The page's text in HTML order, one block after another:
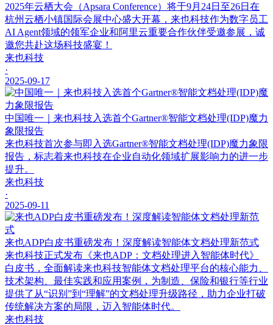
2025年云栖大会（Apsara Conference）将于9月24日至26日在
杭州云栖小镇国际会展中心盛大开幕，来也科技作为数字员工
AI Agent领域的领军企业和阿里云重要合作伙伴受邀参展，诚
邀您共赴这场科技盛宴！
来也科技
·
2025-09-17
中国唯一｜来也科技入选首个Gartner®智能文档处理(IDP)魔力
象限报告
来也科技首次参与即入选Gartner®智能文档处理(IDP)魔力象限
报告，标志着来也科技在企业自动化领域扩展影响力的进一步
提升。
来也科技
·
2025-09-11
来也ADP白皮书重磅发布！深度解读智能体文档处理新范式
来也科技正式发布《来也ADP：文档处理进入智能体时代》
白皮书，全面解读来也科技智能体文档处理平台的核心能力、
技术架构、最佳实践和应用案例，为制造、保险和银行等行业
提供了从“识别”到“理解”的文档处理升级路径，助力企业打破
传统解决方案的局限，迈入智能体时代。
来也科技